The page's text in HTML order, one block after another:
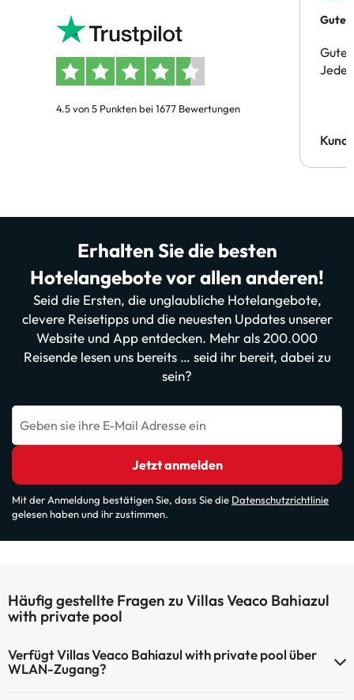
4.5 von 5 Punkten bei 1677 Bewertungen
Gutes
Gute
Erhalten Sie die besten
Hotelangebote vor allen anderen!
Seid die Ersten, die unglaubliche Hotelangebote,
clevere Reisetipps und die neuesten Updates unserer
Website und App entdecken. Mehr als 200.000
Reisende lesen uns bereits … seid ihr bereit, dabei zu
sein?
Geben sie ihre E-Mail Adresse ein
Jetzt anmelden
Mit der Anmeldung bestätigen Sie, dass Sie die Datenschutzrichtlinie
gelesen haben und ihr zustimmen.
Häufig gestellte Fragen zu Villas Veaco Bahiazul
with private pool
Verfügt Villas Veaco Bahiazul with private pool über
WLAN-Zugang?